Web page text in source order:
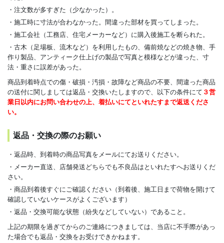
・注文数が多すぎた（少なかった）。
・施工時に寸法が合わなかった。間違った部材を買ってしまった。
・施工会社（工務店、住宅メーカーなど）に購入後施工を断られた。
・古木（足場板、流木など）を利用したもの、備前焼などの焼き物、手
作り製品、アンティーク仕上げの製品で写真と模様などが違った、寸
法・重さに誤差があった。
商品到着時点での傷・破損・汚損・故障など商品の不要、間違った商品
の送付に関しましては返品・交換いたしますので、以下の条件にて ３営
業日以内にお問い合わせの上、着払いにてといれたすまで返送くださ
い。
返品・交換の際のお願い
・返品時、到着時の商品写真をメールにてお送りください。
・メーカー直送、店舗発送どちらでも不良品はといれたすへお送りくだ
さい。
・商品到着後すぐにご確認ください（到着後、施工日まで荷物を開けて
確認していないケースがよくございます）
・返品・交換可能な状態（紛失などしていない）であること。
上記の期限を過ぎてからのご連絡につきましては、当店に不手際があっ
た場合でも返品・交換をお受けできかねます。